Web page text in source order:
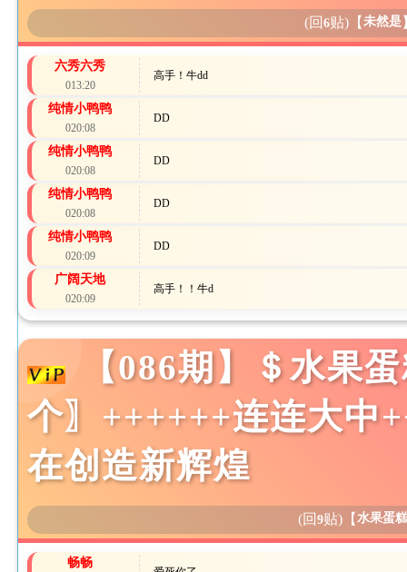
(回 6贴)【 未然是
六秀六秀
013:20
高手！牛dd
纯情小鸭鸭
020:08
DD
纯情小鸭鸭
020:08
DD
纯情小鸭鸭
020:08
DD
纯情小鸭鸭
020:09
DD
广阔天地
020:09
高手！！牛d
【086期】＄水果
个〗++++++连连大中
在创造新辉煌
(回 9贴)【 水果蛋糕
畅畅